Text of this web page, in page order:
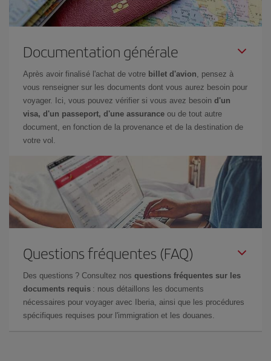
Documentation générale
Après avoir finalisé l'achat de votre billet d'avion, pensez à
vous renseigner sur les documents dont vous aurez besoin pour
voyager. Ici, vous pouvez vérifier si vous avez besoin d'un
visa, d'un passeport, d'une assurance ou de tout autre
document, en fonction de la provenance et de la destination de
votre vol.
Questions fréquentes (FAQ)
Des questions ? Consultez nos questions fréquentes sur les
documents requis : nous détaillons les documents
nécessaires pour voyager avec Iberia, ainsi que les procédures
spécifiques requises pour l'immigration et les douanes.